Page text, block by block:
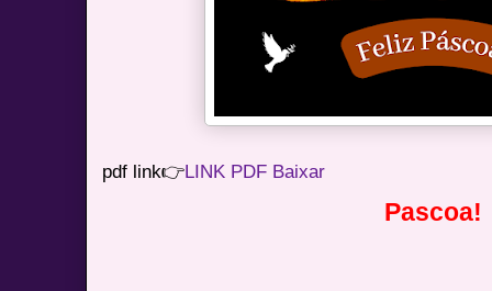
pdf link👉LINK PDF Baixar
Pascoa!